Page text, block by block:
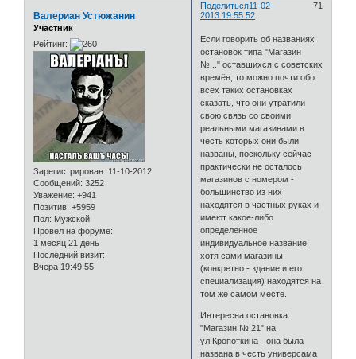
Поделиться 71
11-02-
2013 19:55:52
Валериан Устюжанин
Участник
Рейтинг:
Зарегистрирован: 11-10-2012
Сообщений: 3252
Уважение: +941
Позитив: +5959
Пол: Мужской
Провел на форуме:
1 месяц 21 день
Последний визит:
Вчера 19:49:55
Если говорить об названиях
остановок типа "Магазин
№..." оставшихся с советских
времён, то можно почти обо
всех таких остановках
сказать, что они утратили
свою связь со своими
реальными магазинами в
честь которых они были
названы, поскольку сейчас
практически не осталось
магазинов с номером -
большинство из них
находятся в частных руках и
имеют какое-либо
определенное
индивидуальное название,
хотя сами магазины
(конкретно - здание и его
специализация) находятся на
том же самом месте.
Интересна остановка
"Магазин № 21" на
ул.Кропоткина - она была
названа в честь универсама